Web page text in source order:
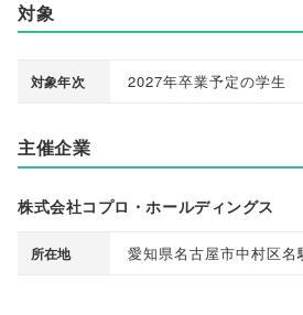
対象
対象年次 2027年卒業予定の学生
主催企業
株式会社コプロ・ホールディングス
所在地 愛知県名古屋市中村区